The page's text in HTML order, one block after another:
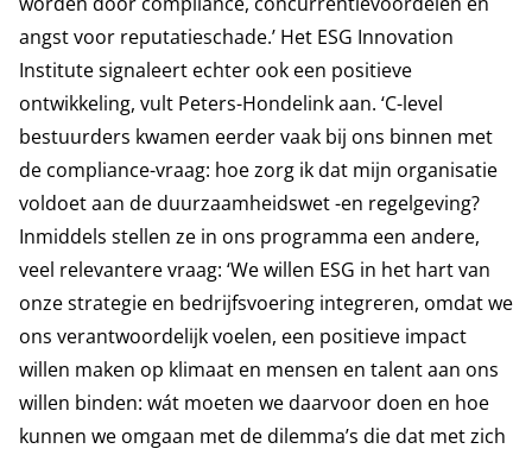
angst voor reputatieschade.’ Het ESG Innovation
Institute signaleert echter ook een positieve
ontwikkeling, vult Peters-Hondelink aan. ‘C-level
bestuurders kwamen eerder vaak bij ons binnen met
de compliance-vraag: hoe zorg ik dat mijn organisatie
voldoet aan de duurzaamheidswet -en regelgeving?
Inmiddels stellen ze in ons programma een andere,
veel relevantere vraag: ‘We willen ESG in het hart van
onze strategie en bedrijfsvoering integreren, omdat we
ons verantwoordelijk voelen, een positieve impact
willen maken op klimaat en mensen en talent aan ons
willen binden: wát moeten we daarvoor doen en hoe
kunnen we omgaan met de dilemma’s die dat met zich